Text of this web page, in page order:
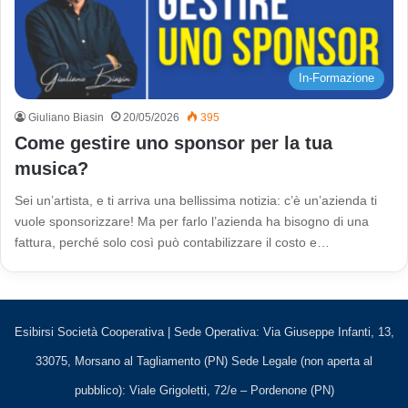
In-Formazione
Giuliano Biasin 20/05/2026 395
Come gestire uno sponsor per la tua
musica?
Sei un’artista, e ti arriva una bellissima notizia: c’è un’azienda ti
vuole sponsorizzare! Ma per farlo l’azienda ha bisogno di una
fattura, perché solo così può contabilizzare il costo e…
Esibirsi Società Cooperativa | Sede Operativa: Via Giuseppe Infanti, 13,
33075, Morsano al Tagliamento (PN) Sede Legale (non aperta al
pubblico): Viale Grigoletti, 72/e – Pordenone (PN)